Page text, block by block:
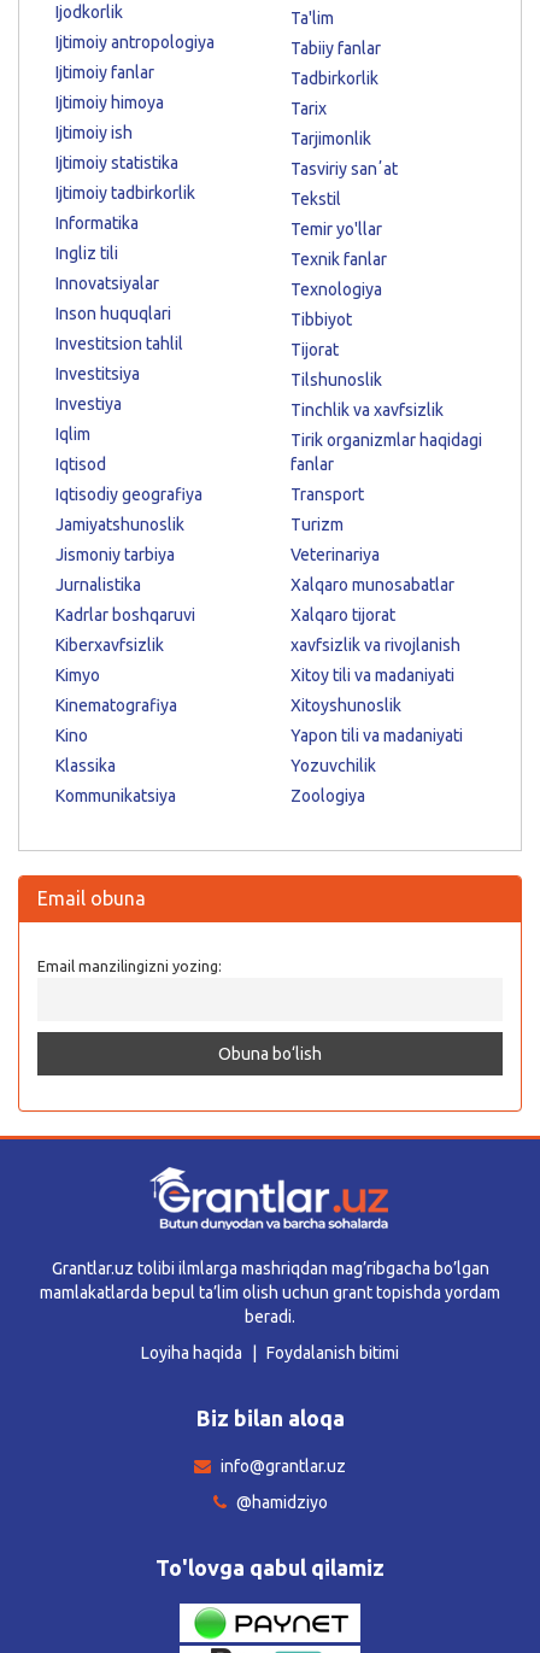
Ijodkorlik
Ijtimoiy antropologiya
Ijtimoiy fanlar
Ijtimoiy himoya
Ijtimoiy ish
Ijtimoiy statistika
Ijtimoiy tadbirkorlik
Informatika
Ingliz tili
Innovatsiyalar
Inson huquqlari
Investitsion tahlil
Investitsiya
Investiya
Iqlim
Iqtisod
Iqtisodiy geografiya
Jamiyatshunoslik
Jismoniy tarbiya
Jurnalistika
Kadrlar boshqaruvi
Kiberxavfsizlik
Kimyo
Kinematografiya
Kino
Klassika
Kommunikatsiya
Ta'lim
Tabiiy fanlar
Tadbirkorlik
Tarix
Tarjimonlik
Tasviriy sanʼat
Tekstil
Temir yo'llar
Texnik fanlar
Texnologiya
Tibbiyot
Tijorat
Tilshunoslik
Tinchlik va xavfsizlik
Tirik organizmlar haqidagi
fanlar
Transport
Turizm
Veterinariya
Xalqaro munosabatlar
Xalqaro tijorat
xavfsizlik va rivojlanish
Xitoy tili va madaniyati
Xitoyshunoslik
Yapon tili va madaniyati
Yozuvchilik
Zoologiya
Email obuna
Email manzilingizni yozing:
Grantlar.uz tolibi ilmlarga mashriqdan mag’ribgacha bo’lgan
mamlakatlarda bepul ta’lim olish uchun grant topishda yordam
beradi.
Loyiha haqida
Foydalanish bitimi
Biz bilan aloqa
info@grantlar.uz
@hamidziyo
To'lovga qabul qilamiz